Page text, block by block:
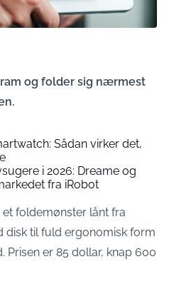
og folder sig nærmest
Sådan virker det,
i 2026: Dreame og
fra iRobot
foldemønster lånt fra
disk til fuld ergonomisk form
Prisen er 85 dollar, knap 600